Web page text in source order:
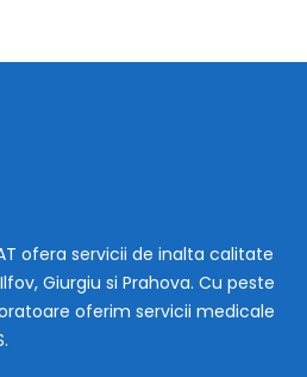
ofera servicii de inalta calitate
Giurgiu si Prahova. Cu peste
oferim servicii medicale